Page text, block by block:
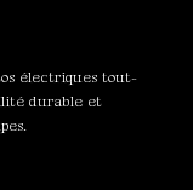
électriques tout-
durable et